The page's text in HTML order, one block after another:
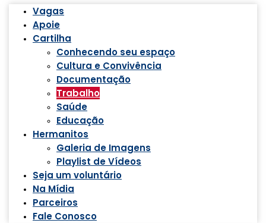
Vagas
Apoie
Cartilha
Conhecendo seu espaço
Cultura e Convivência
Documentação
Trabalho
Saúde
Educação
Hermanitos
Galeria de Imagens
Playlist de Vídeos
Seja um voluntário
Na Mídia
Parceiros
Fale Conosco